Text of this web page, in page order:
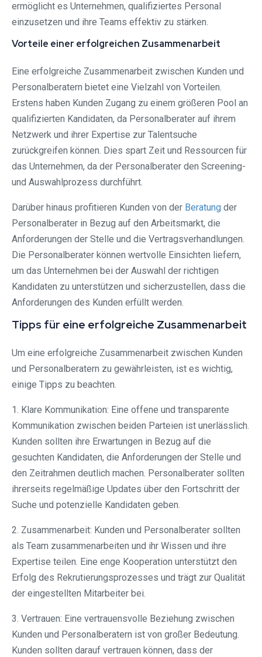
ermöglicht es Unternehmen, qualifiziertes Personal
einzusetzen und ihre Teams effektiv zu stärken.
Vorteile einer erfolgreichen Zusammenarbeit
Eine erfolgreiche Zusammenarbeit zwischen Kunden und
Personalberatern bietet eine Vielzahl von Vorteilen.
Erstens haben Kunden Zugang zu einem größeren Pool an
qualifizierten Kandidaten, da Personalberater auf ihrem
Netzwerk und ihrer Expertise zur Talentsuche
zurückgreifen können. Dies spart Zeit und Ressourcen für
das Unternehmen, da der Personalberater den Screening-
und Auswahlprozess durchführt.
Darüber hinaus profitieren Kunden von der Beratung der
Personalberater in Bezug auf den Arbeitsmarkt, die
Anforderungen der Stelle und die Vertragsverhandlungen.
Die Personalberater können wertvolle Einsichten liefern,
um das Unternehmen bei der Auswahl der richtigen
Kandidaten zu unterstützen und sicherzustellen, dass die
Anforderungen des Kunden erfüllt werden.
Tipps für eine erfolgreiche Zusammenarbeit
Um eine erfolgreiche Zusammenarbeit zwischen Kunden
und Personalberatern zu gewährleisten, ist es wichtig,
einige Tipps zu beachten.
1. Klare Kommunikation: Eine offene und transparente
Kommunikation zwischen beiden Parteien ist unerlässlich.
Kunden sollten ihre Erwartungen in Bezug auf die
gesuchten Kandidaten, die Anforderungen der Stelle und
den Zeitrahmen deutlich machen. Personalberater sollten
ihrerseits regelmäßige Updates über den Fortschritt der
Suche und potenzielle Kandidaten geben.
2. Zusammenarbeit: Kunden und Personalberater sollten
als Team zusammenarbeiten und ihr Wissen und ihre
Expertise teilen. Eine enge Kooperation unterstützt den
Erfolg des Rekrutierungsprozesses und trägt zur Qualität
der eingestellten Mitarbeiter bei.
3. Vertrauen: Eine vertrauensvolle Beziehung zwischen
Kunden und Personalberatern ist von großer Bedeutung.
Kunden sollten darauf vertrauen können, dass der